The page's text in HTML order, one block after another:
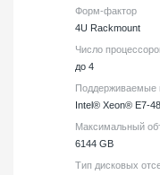
Форм-фактор
4U Rackmount
Число
до 4
Поддерживаемые
Intel® Xeon® E7-
Максимальный
6144 GB
Тип дисковых